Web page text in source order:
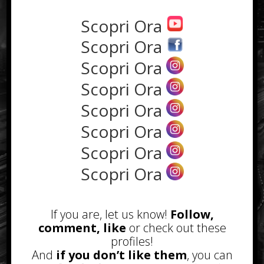
approfondimen
ti di analisi
Nella maggior parte dei casi
conoscere le regole di base può
bastare, ma se si decide di compiere
questo lavoro come professione è
bene approfondire al meglio ogni
tipo di competenza.
L’analisi è infatti fondamentale per
permetterà di monitorare
l’andamento dell’economia ed
entrare in possesso di tutti quei dati
che potrebbero favorire gli
Scopri Ora
Scopri Ora
Scopri Ora
Scopri Ora
Scopri Ora
Scopri Ora
Scopri Ora
Scopri Ora
If you are, let us know! Follow,
comment, like or check out these
profiles!
And if you don’t like them, you can